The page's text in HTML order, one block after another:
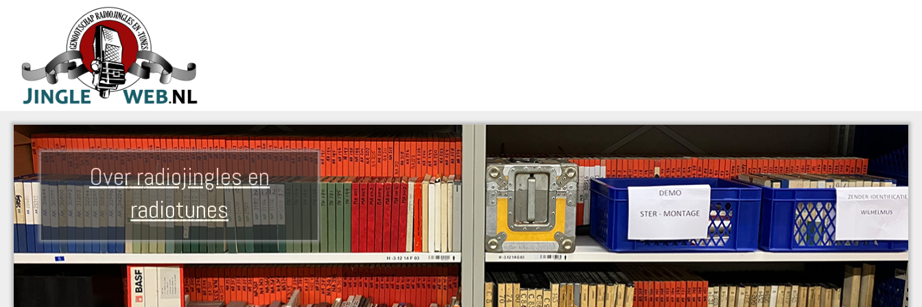
Over radiojingles en
radiotunes